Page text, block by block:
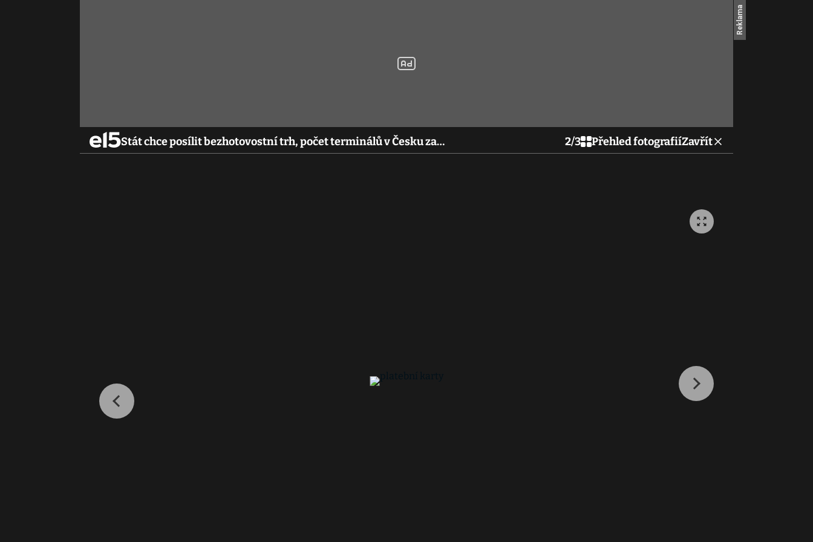
Stát chce posílit bezhotovostní trh, počet terminálů v Česku za… 2/3 Přehled fotografiíZavřít